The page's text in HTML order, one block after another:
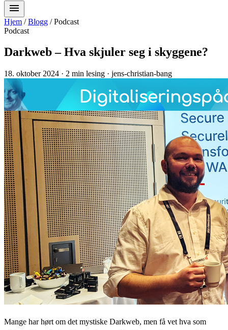
menu
Hjem / Blogg / Podcast
Podcast
Darkweb – Hva skjuler seg i skyggene?
18. oktober 2024 · 2 min lesing · jens-christian-bang
Mange har hørt om det mystiske Darkweb, men få vet hva som